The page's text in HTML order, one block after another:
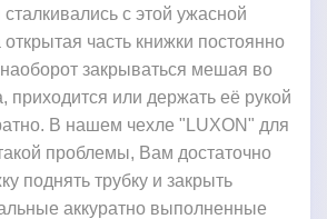
с этой ужасной
часть книжки постоянно
закрываться мешая во
приходится или держать её рукой
В нашем чехле "LUXON" для
проблемы, Вам достаточно
поднять трубку и закрыть
аккуратно выполненные